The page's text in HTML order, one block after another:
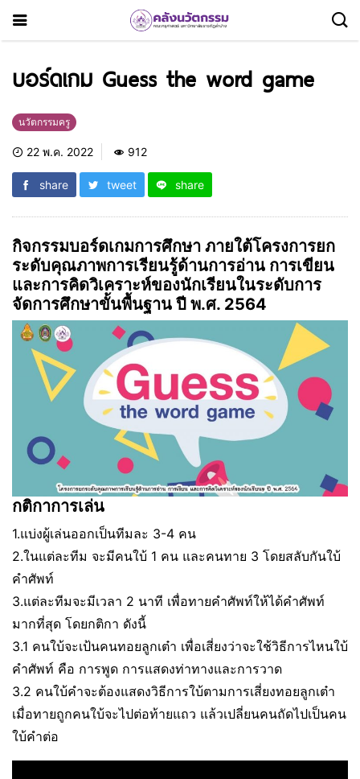
บอร์ดเกม Guess the word game
นวัตกรรมครู
22 พ.ค. 2022 912
share tweet share
กิจกรรมบอร์ดเกมการศึกษา ภายใต้โครงการยก
ระดับคุณภาพการเรียนรู้ด้านการอ่าน การเขียน
และการคิดวิเคราะห์ของนักเรียนในระดับการ
จัดการศึกษาขั้นพื้นฐาน ปี พ.ศ. 2564
กติกาการเล่น
1.แบ่งผู้เล่นออกเป็นทีมละ 3-4 คน
2.ในแต่ละทีม จะมีคนใบ้ 1 คน และคนทาย 3 โดยสลับกันใบ้
คำศัพท์
3.แต่ละทีมจะมีเวลา 2 นาที เพื่อทายคำศัพท์ให้ได้คำศัพท์
มากที่สุด โดยกติกา ดังนี้
3.1 คนใบ้จะเป้นคนทอยลูกเต๋า เพื่อเสี่ยงว่าจะใช้วิธีการไหนใบ้
คำศัพท์ คือ การพูด การแสดงท่าทางและการวาด
3.2 คนใบ้คำจะต้องแสดงวิธีการใบ้ตามการเสี่ยงทอยลูกเต๋า
เมื่อทายถูกคนใบ้จะไปต่อท้ายแถว แล้วเปลี่ยนคนถัดไปเป็นคน
ใบ้คำต่อ